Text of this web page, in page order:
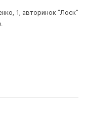
1, авторинок "Лоск"